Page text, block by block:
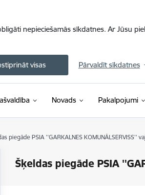
nepieciešamās sīkdatnes. Ar Jūsu
visas Pārvaldīt sīkdatnes
Novads Pakalpojumi
piegāde PSIA ''GARKALNES KOMUNĀLSERVISS''
Šķeldas piegāde PSIA